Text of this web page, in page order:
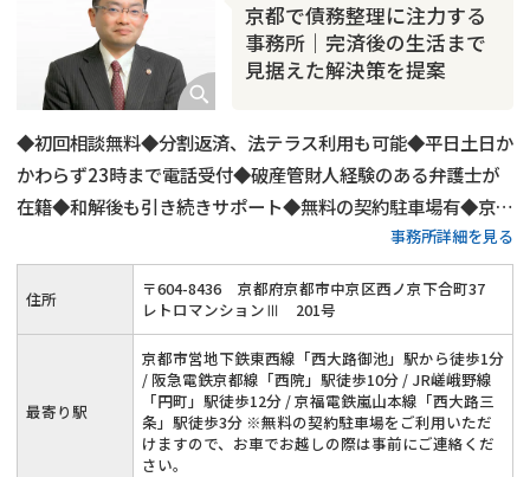
京都で債務整理に注力する
事務所｜完済後の生活まで
見据えた解決策を提案
◆初回相談無料◆分割返済、法テラス利用も可能◆平日土日か
かわらず23時まで電話受付◆破産管財人経験のある弁護士が
在籍◆和解後も引き続きサポート◆無料の契約駐車場有◆京都
市営地下鉄東西線「西大路御池」駅から徒歩1分事務所詳細を見る
住所 〒604-8436
京都府京都市中京区西ノ京下合町37
レトロマンションⅢ 201号
最寄り駅
京都市営地下鉄東西線「西大路御池」駅から徒歩1分
/ 阪急電鉄京都線「西院」駅徒歩10分 / JR嵯峨野線
「円町」駅徒歩12分 / 京福電鉄嵐山本線「西大路三
条」駅徒歩3分 ※無料の契約駐車場をご利用いただ
けますので、お車でお越しの際は事前にご連絡くだ
さい。